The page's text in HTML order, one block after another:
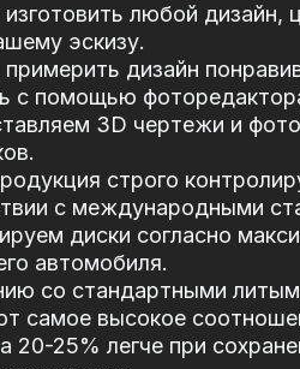
любой дизайн,
эскизу.
дизайн
с помощью
3D чертежи и
строго
с международными
диски согласно
автомобиля.
со стандартными
самое высокое
20-25% легче при